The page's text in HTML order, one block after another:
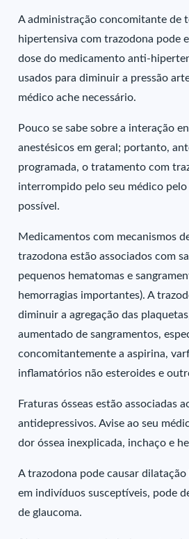
A administração concomitante de
hipertensiva com trazodona pode
dose do medicamento anti-
usados para diminuir a pressão
médico ache necessário.
Pouco se sabe sobre a interação
anestésicos em geral; portanto,
programada, o tratamento com
interrompido pelo seu médico
possível.
Medicamentos com mecanismos
trazodona estão associados com
pequenos hematomas e
hemorragias importantes). A
diminuir a agregação das
aumentado de sangramentos,
concomitantemente a aspirina,
inflamatórios não esteroides e
Fraturas ósseas estão associadas
antidepressivos. Avise ao seu
dor óssea inexplicada, inchaço e
A trazodona pode causar dilatação
em indivíduos susceptíveis, pode
de glaucoma.